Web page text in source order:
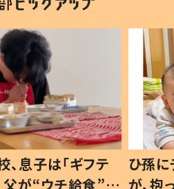
息子は「ギフテ
が“ウチ給食”を
ひ孫
が、